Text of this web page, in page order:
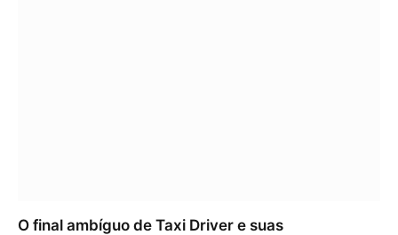
O final ambíguo de Taxi Driver e suas